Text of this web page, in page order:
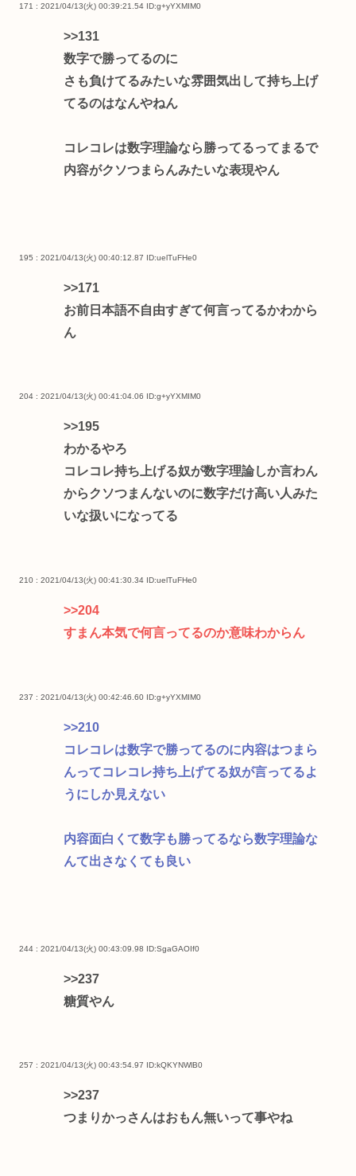
171 : 2021/04/13(火) 00:39:21.54 ID:g+yYXMIM0
>>131
数字で勝ってるのに
さも負けてるみたいな雰囲気出して持ち上げ
てるのはなんやねん
コレコレは数字理論なら勝ってるってまるで
内容がクソつまらんみたいな表現やん
195 : 2021/04/13(火) 00:40:12.87 ID:uelTuFHe0
>>171
お前日本語不自由すぎて何言ってるかわから
ん
204 : 2021/04/13(火) 00:41:04.06 ID:g+yYXMIM0
>>195
わかるやろ
コレコレ持ち上げる奴が数字理論しか言わん
からクソつまんないのに数字だけ高い人みた
いな扱いになってる
210 : 2021/04/13(火) 00:41:30.34 ID:uelTuFHe0
>>204
すまん本気で何言ってるのか意味わからん
237 : 2021/04/13(火) 00:42:46.60 ID:g+yYXMIM0
>>210
コレコレは数字で勝ってるのに内容はつまら
んってコレコレ持ち上げてる奴が言ってるよ
うにしか見えない
内容面白くて数字も勝ってるなら数字理論な
んて出さなくても良い
244 : 2021/04/13(火) 00:43:09.98 ID:SgaGAOIf0
>>237
糖質やん
257 : 2021/04/13(火) 00:43:54.97 ID:kQKYNWlB0
>>237
つまりかっさんはおもん無いって事やね